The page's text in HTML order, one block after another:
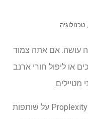
, טכנולוגיה
עושה. אם אתה צמוד
או ליפול חורי ארנב
מוקדם יותר השנה הודיעו TripAdvisor ו- Proplexity על שותפות